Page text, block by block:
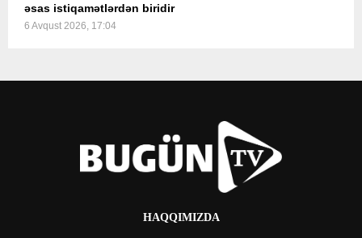
əsas istiqamətlərdən biridir
6 Avqust 2026, 17:04
HAQQIMIZDA